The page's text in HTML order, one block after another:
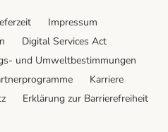
Impressum
Digital Services Act
und Umweltbestimmungen
Karriere
Erklärung zur Barrierefreiheit